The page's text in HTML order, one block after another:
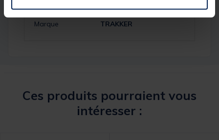
Réf.
244168-1
Marque
TRAKKER
Ces produits pourraient vous
intéresser :